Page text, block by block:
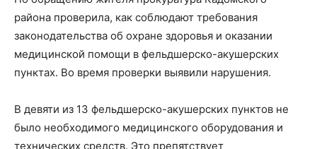
района проверила, как соблюдают требования
законодательства об охране здоровья и оказании
медицинской помощи в фельдшерско-акушерских
пунктах. Во время проверки выявили нарушения.
В девяти из 13 фельдшерско-акушерских пунктов не
было необходимого медицинского оборудования и
технических средств. Это препятствует